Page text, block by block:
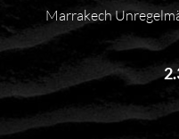
Marrakech